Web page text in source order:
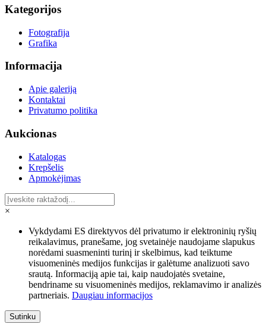
Kategorijos
Fotografija
Grafika
Informacija
Apie galeriją
Kontaktai
Privatumo politika
Aukcionas
Katalogas
Krepšelis
Apmokėjimas
×
Vykdydami ES direktyvos dėl privatumo ir elektroninių ryšių
reikalavimus, pranešame, jog svetainėje naudojame slapukus
norėdami suasmeninti turinį ir skelbimus, kad teiktume
visuomeninės medijos funkcijas ir galėtume analizuoti savo
srautą. Informaciją apie tai, kaip naudojatės svetaine,
bendriname su visuomeninės medijos, reklamavimo ir analizės
partneriais. Daugiau informacijos
Sutinku